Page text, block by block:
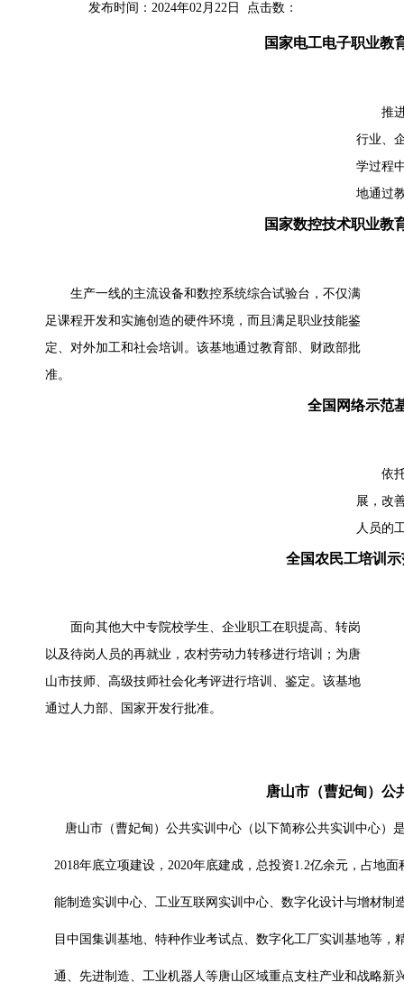
发布时间：2024年02月22日 点击数：
国家电工电子职业教
推
行业、
学过程
地通过
国家数控技术职业教
生产一线的主流设备和数控系统综合试验台，不仅满
足课程开发和实施创造的硬件环境，而且满足职业技能鉴
定、对外加工和社会培训。该基地通过教育部、财政部批
准。
全国网络示范
依
展，改
人员的
全国农民工培训
面向其他大中专院校学生、企业职工在职提高、转岗
以及待岗人员的再就业，农村劳动力转移进行培训；为唐
山市技师、高级技师社会化考评进行培训、鉴定。该基地
通过人力部、国家开发行批准。
唐山市（曹妃甸）公
唐山市（曹妃甸）公共实训中心（以下简称公共实训中心）
2018年底立项建设，2020年底建成，总投资1.2亿余元，占地面
能制造实训中心、工业互联网实训中心、数字化设计与增材制
目中国集训基地、特种作业考试点、数字化工厂实训基地等，
通、先进制造、工业机器人等唐山区域重点支柱产业和战略新